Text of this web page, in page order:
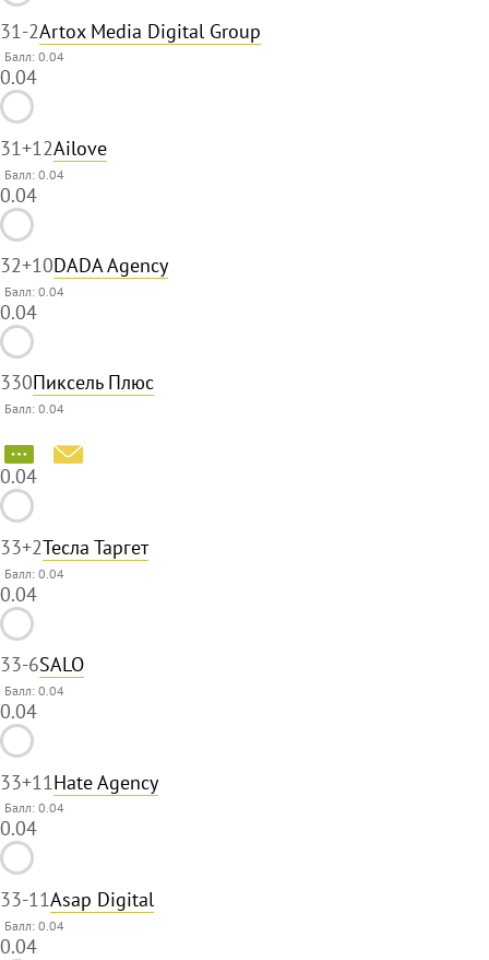
31 -2Artox Media Digital Group
Балл: 0.04
0.04
31+12Ailove
Балл: 0.04
0.04
32+10DADA Agency
Балл: 0.04
0.04
330Пиксель Плюс
Балл: 0.04
0.04
33+2Тесла Таргет
Балл: 0.04
0.04
33-6SALO
Балл: 0.04
0.04
33+11Hate Agency
Балл: 0.04
0.04
33-11Asap Digital
Балл: 0.04
0.04